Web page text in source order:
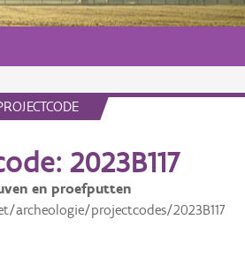
2023B117
en proefputten
archeologie/projectcodes/2023B117